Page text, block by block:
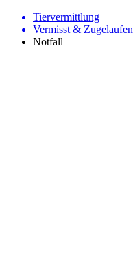
Tiervermittlung
Vermisst & Zugelaufen
Notfall